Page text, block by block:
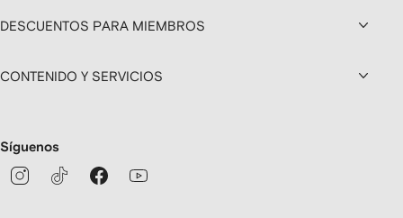
DESCUENTOS PARA MIEMBROS
CONTENIDO Y SERVICIOS
Síguenos